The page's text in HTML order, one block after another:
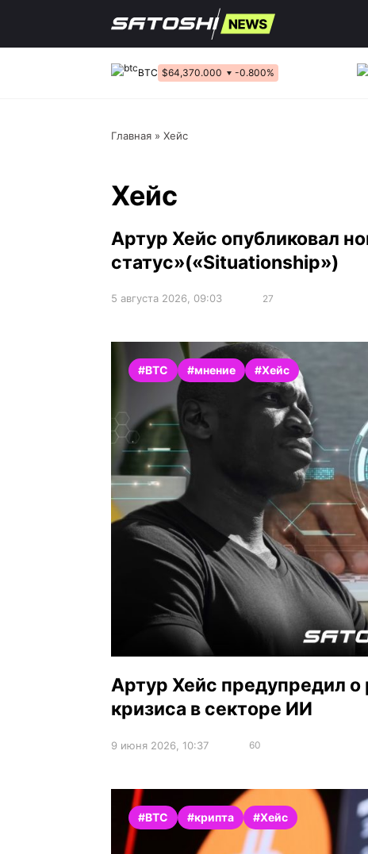
BTC $64,370.000 -0.800%
Главная» Хейс
Хейс
Артур Хейс опубликовал
статус»(«Situationship»)
5 августа 2026, 09:03 27
#BTC #мнение #Хейс
Артур Хейс предупредил о
кризиса в секторе ИИ
9 июня 2026, 10:37 60
#BTC #крипта #Хейс